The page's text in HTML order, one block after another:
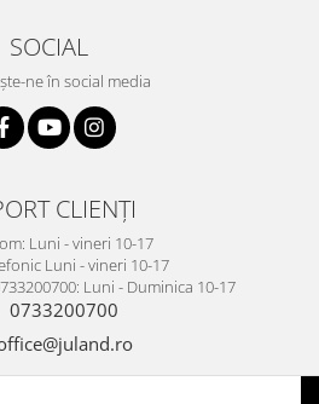
SOCIAL
ne în social media
CLIENȚI
Luni - vineri 10-17
Luni - vineri 10-17
Luni - Duminica 10-17
0733200700